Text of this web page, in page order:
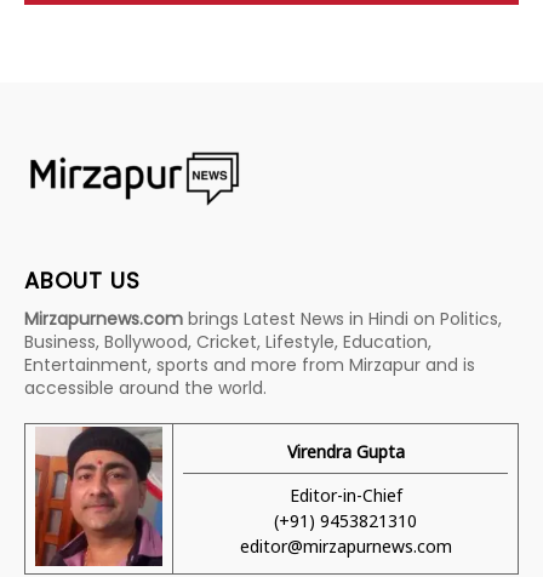
ABOUT US
Mirzapurnews.com brings Latest News in Hindi on Politics,
Business, Bollywood, Cricket, Lifestyle, Education,
Entertainment, sports and more from Mirzapur and is
accessible around the world.
Virendra Gupta
Editor-in-Chief
(+91) 9453821310
editor@mirzapurnews.com